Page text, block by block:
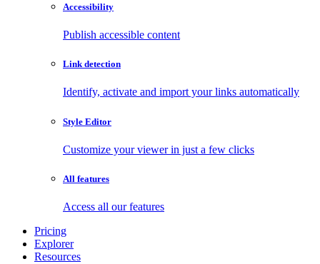
Accessibility
Publish accessible content
Link detection
Identify, activate and import your links automatically
Style Editor
Customize your viewer in just a few clicks
All features
Access all our features
Pricing
Explorer
Resources